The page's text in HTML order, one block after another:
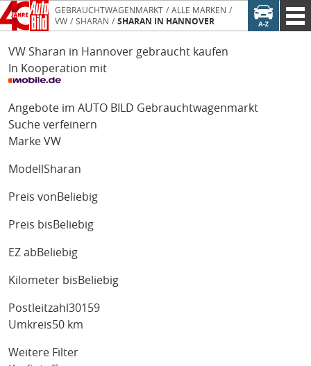
GEBRAUCHTWAGENMARKT
ALLE MARKEN
VW
SHARAN SHARAN IN HANNOVER
VW Sharan in Hannover gebraucht kaufen
In Kooperation mit
Angebote im AUTO BILD Gebrauchtwagenmarkt
Suche verfeinern
Marke VW
Modell Sharan
Preis von Beliebig
Preis bis Beliebig
EZ ab Beliebig
Kilometer bis Beliebig
Postleitzahl
Umkreis50 km
Weitere Filter